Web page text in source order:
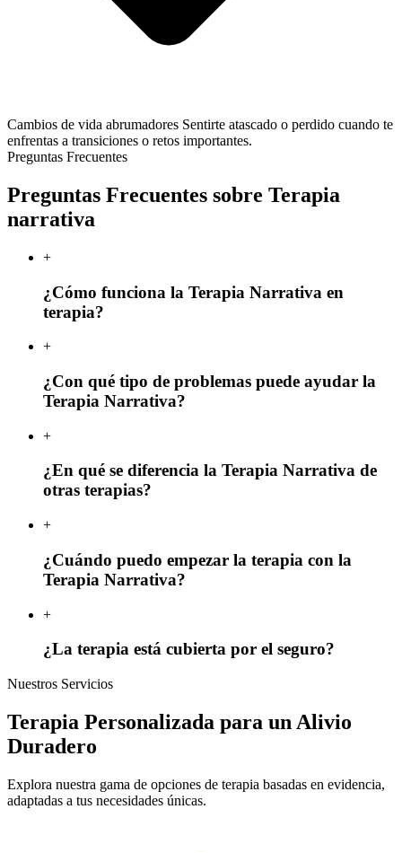
Cambios de vida abrumadores Sentirte atascado o perdido cuando te
enfrentas a transiciones o retos importantes.
Preguntas Frecuentes
Preguntas Frecuentes sobre Terapia
narrativa
+
¿Cómo funciona la Terapia Narrativa en
terapia?
+
¿Con qué tipo de problemas puede ayudar la
Terapia Narrativa?
+
¿En qué se diferencia la Terapia Narrativa de
otras terapias?
+
¿Cuándo puedo empezar la terapia con la
Terapia Narrativa?
+
¿La terapia está cubierta por el seguro?
Nuestros Servicios
Terapia Personalizada para un Alivio
Duradero
Explora nuestra gama de opciones de terapia basadas en evidencia,
adaptadas a tus necesidades únicas.